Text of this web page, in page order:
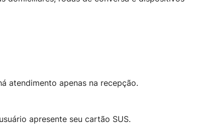
atendimento apenas na recepção.
apresente seu cartão SUS.